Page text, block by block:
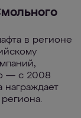
в регионе
— с 2008
награждает